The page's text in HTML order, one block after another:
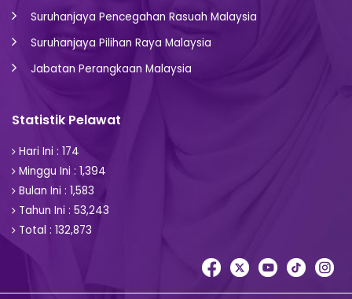
Suruhanjaya Pencegahan Rasuah Malaysia
Suruhanjaya Pilihan Raya Malaysia
Jabatan Perangkaan Malaysia
Statistik Pelawat
Hari Ini : 174
Minggu Ini : 1,394
Bulan Ini : 1,583
Tahun Ini : 53,243
Total : 132,873